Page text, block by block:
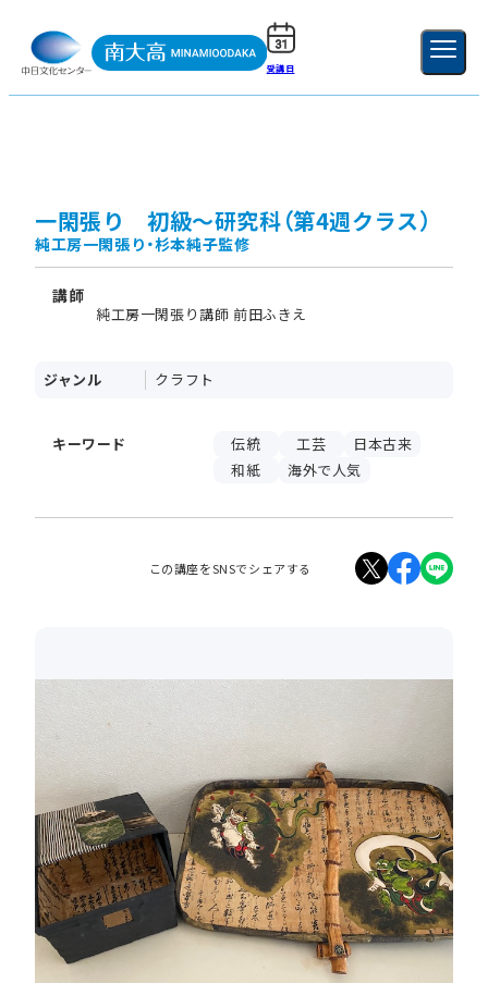
受講日 新規登録
一閑張り 初級～研究科（第4週クラス）
純工房一閑張り・杉本純子監修
講師
純工房一閑張り講師 前田ふきえ
ジャンル クラフト
キーワード 伝統 工芸
日本古来
和紙
海外で人気
この講座をSNSでシェアする